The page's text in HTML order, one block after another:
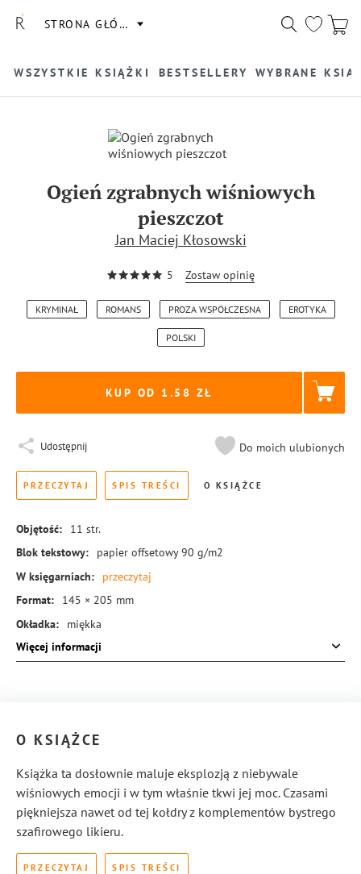
STRONA GŁÓWNA
WSZYSTKIE KSIĄŻKI BESTSELLERY WYBRANE
Ogień zgrabnych wiśniowych
pieszczot
Jan Maciej Kłosowski
5 Zostaw opinię
KRYMINAŁ ROMANS PROZA WSPÓŁCZESNA EROTYKA
POLSKI
KUP OD 1.58
Udostępnij Do moich ulubionych
PRZECZYTAJ SPIS TREŚCI O KSIĄŻCE
Objętość: 11 str.
Blok tekstowy:
papier offsetowy 90 g/m2
W księgarniach:
przeczytaj
Format:
145 × 205 mm
Okładka:
miękka
Rodzaj oprawy: zeszytowa
Więcej informacji
O KSIĄŻCE
Książka ta dosłownie maluje eksplozją z niebywale
wiśniowych emocji i w tym właśnie tkwi jej moc. Czasami
piękniejsza nawet od tej kołdry z komplementów bystrego
szafirowego likieru.
PRZECZYTAJ SPIS TREŚCI